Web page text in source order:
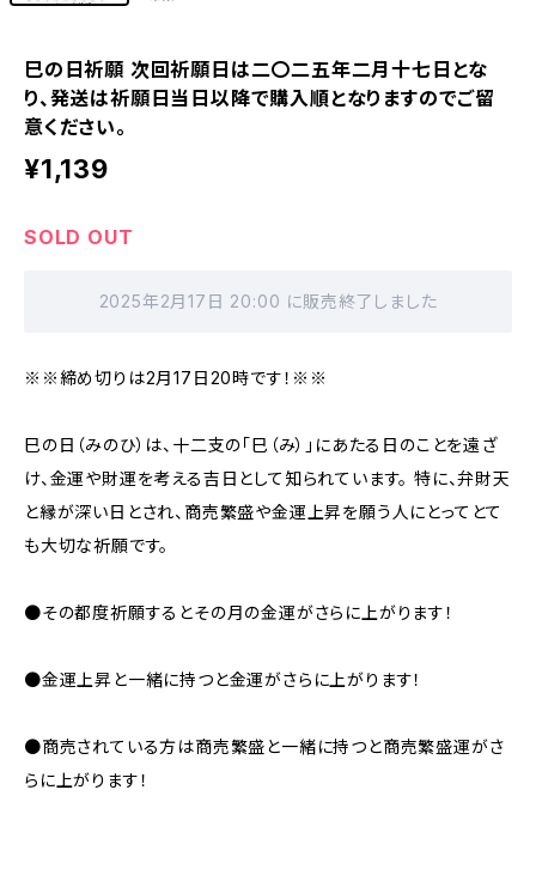
巳の日祈願 次回祈願日は二〇二五年二月十七日とな
り、発送は祈願日当日以降で購入順となりますのでご留
意ください。
¥1,139
SOLD OUT
2025年2月17日 20:00 に販売終了しました
※※締め切りは2月17日20時です！※※
巳の日（みのひ）は、十二支の「巳（み）」にあたる日のことを遠ざ
け、金運や財運を考える吉日として知られています。 特に、弁財天
と縁が深い日とされ、商売繁盛や金運上昇を願う人にとってとて
も大切な祈願です。
●その都度祈願するとその月の金運がさらに上がります！
●金運上昇と一緒に持つと金運がさらに上がります！
●商売されている方は商売繁盛と一緒に持つと商売繁盛運がさ
らに上がります！